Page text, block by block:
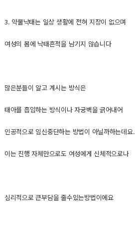
3. 약물낙태는 일상 생활에 전혀 지장이 없으며
여성의 몸에 낙태흔적을 남기지 않습니다
많은분들이 알고 계시는 방식은
태아를 흡입하는 방식이나 자궁벽을 긁어내어
인공적으로 임신중단하는 방법이 아닐까하는데요.
이는 진행 자체만으로도 여성에게 신체적으로나
심리적으로 큰부담을 줄수있는방법이에요